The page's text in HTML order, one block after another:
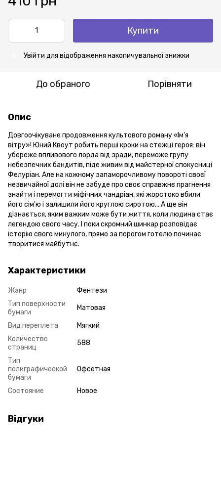
Купити
Увійти для відображення накопичувальної знижки
До обраного Порівняти
Опис
Довгоочікуване продовження культового роману «Ім'я
вітру»! Юний Квоут робить перші кроки на стежці героя: він
убереже впливового лорда від зради, переможе групу
небезпечних бандитів, піде живим від майстерної спокусниці
Фелуріан. Але на кожному запаморочливому повороті своєї
незвичайної долі він не забуде про своє справжнє прагнення
знайти і перемогти міфічних чандріан, які жорстоко вбили
його сім'ю і залишили його круглою сиротою... А ще він
дізнається, яким важким може бути життя, коли людина стає
легендою свого часу. І поки скромний шинкар розповідає
історію свого минулого, прямо за порогом готелю починає
творитися майбутнє.
Характеристики
Жанр
Фентези
Тип поверхности
бумаги
Матовая
Вид переплета
Мягкий
Количество
страниц
588
Тип
полиграфической
бумаги
Офсетная
Состояние Новое
Відгуки